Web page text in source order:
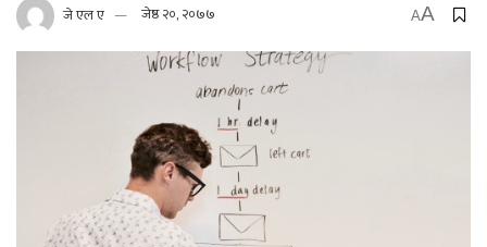
जे एल ए जेष्ठ २०, २०७७ AA